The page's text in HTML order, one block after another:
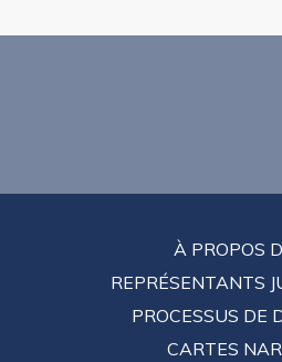
À PROPOS
REPRÉSENTANTS
PROCESSUS DE
CARTES